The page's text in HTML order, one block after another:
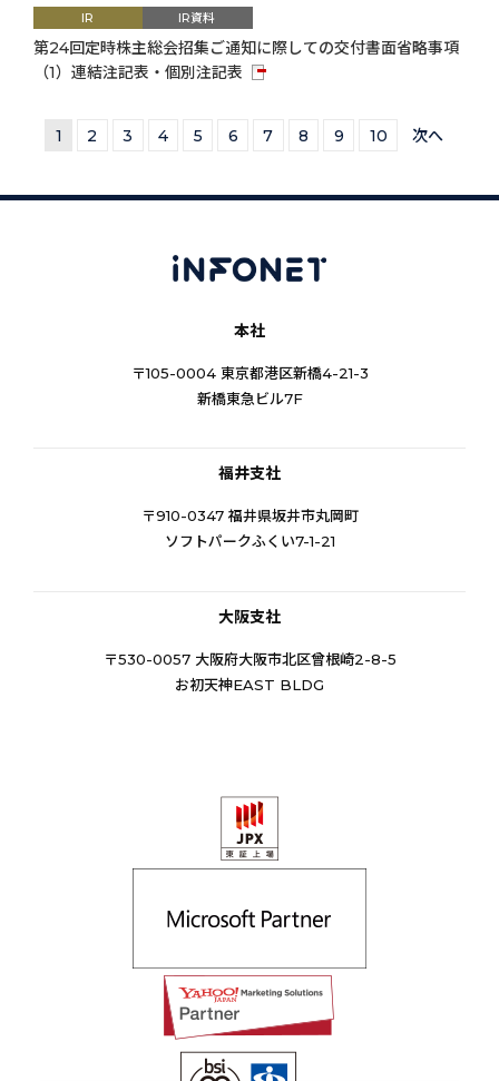
IR IR資料
第24回定時株主総会招集ご通知に際しての交付書面省略事項
（1）連結注記表・個別注記表
1 2 3 4 5 6 7 8 9 10 次へ
本社
〒105-0004 東京都港区新橋4-21-3
新橋東急ビル7F
福井支社
〒910-0347 福井県坂井市丸岡町
ソフトパークふくい7-1-21
大阪支社
〒530-0057 大阪府大阪市北区曾根崎2-8-5
お初天神EAST BLDG